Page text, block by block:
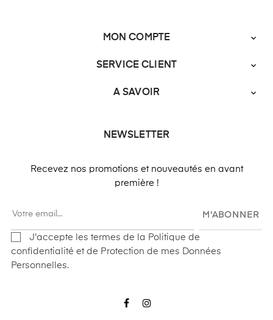
MON COMPTE 
SERVICE CLIENT 
A SAVOIR 
NEWSLETTER
Recevez nos promotions et nouveautés en avant
première !
M'ABONNER
J'accepte les termes de la Politique de
confidentialité et de Protection de mes Données
Personnelles.
Facebook